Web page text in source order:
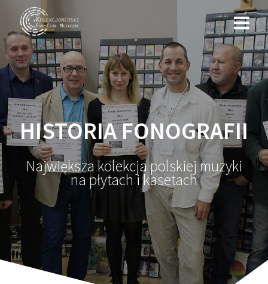
HISTORIA FONOGRAFII
Największa kolekcja polskiej muzyki
na płytach i kasetach